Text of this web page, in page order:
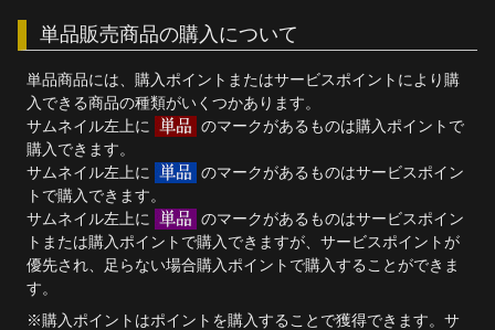
単品販売商品の購入について
単品商品には、購入ポイントまたはサービスポイントにより購
入できる商品の種類がいくつかあります。
サムネイル左上に
のマークがあるものは購入ポイントで
購入できます。
サムネイル左上に
のマークがあるものはサービスポイン
トで購入できます。
サムネイル左上に
のマークがあるものはサービスポイン
トまたは購入ポイントで購入できますが、サービスポイントが
優先され、足らない場合購入ポイントで購入することができま
す。
※購入ポイントはポイントを購入することで獲得できます。サ